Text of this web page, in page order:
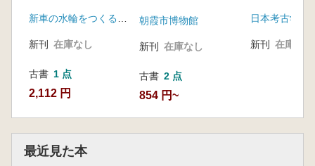
新刊 在庫なし
古書 1 点
2,112 円
朝霞市博物館
新刊 在庫なし
古書 2 点
854 円~
日本考古学協
新刊 在庫なし
最近見た本